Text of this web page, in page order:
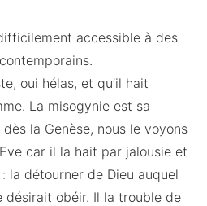
accessible à des
oui hélas, et qu’il hait
La misogynie est sa
la Genèse, nous le voyons
Eve car il la hait par jalousie et
: la détourner de Dieu auquel
désirait obéir. Il la trouble de